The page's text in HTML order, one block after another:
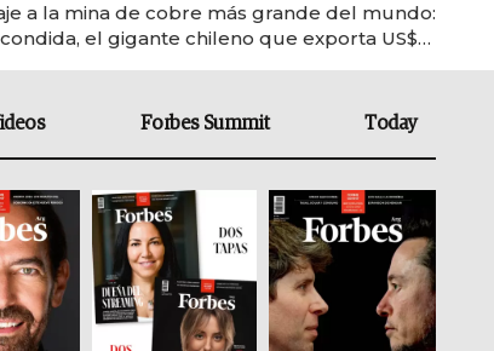
a la mina de cobre más grande del mundo:
el gigante chileno que exporta US$
Forbes Summit Today